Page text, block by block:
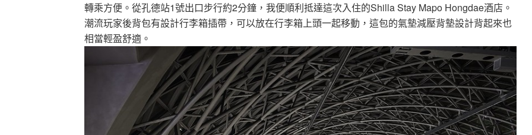
轉乘方便。從孔德站1號出口步行約2分鐘，我便順利抵達這次入住的Shilla Stay Mapo Hongdae酒店。
潮流玩家後背包有設計行李箱插帶，可以放在行李箱上頭一起移動，這包的氣墊減壓背墊設計背起來也
相當輕盈舒適。